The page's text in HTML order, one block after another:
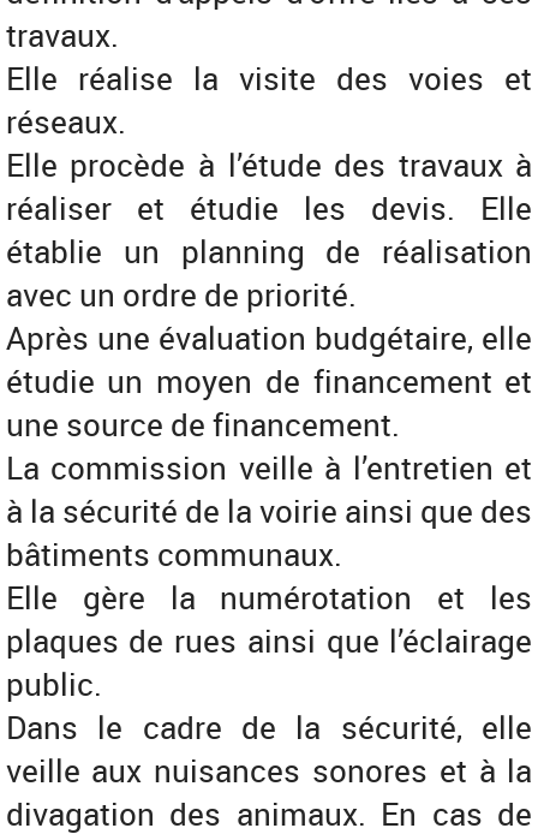
travaux.
Elle réalise la visite des voies et
réseaux.
Elle procède à l’étude des travaux à
réaliser et étudie les devis. Elle
établie un planning de réalisation
avec un ordre de priorité.
Après une évaluation budgétaire, elle
étudie un moyen de financement et
une source de financement.
La commission veille à l’entretien et
à la sécurité de la voirie ainsi que des
bâtiments communaux.
Elle gère la numérotation et les
plaques de rues ainsi que l’éclairage
public.
Dans le cadre de la sécurité, elle
veille aux nuisances sonores et à la
divagation des animaux. En cas de